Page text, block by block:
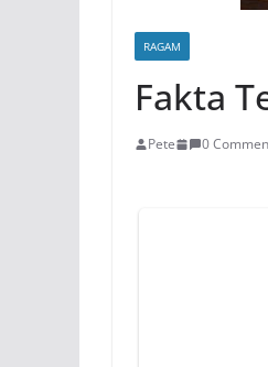
RAGAM
Fakta
Pete 0